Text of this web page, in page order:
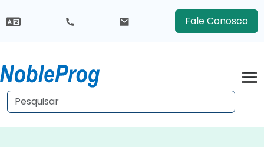
Fale Conosco